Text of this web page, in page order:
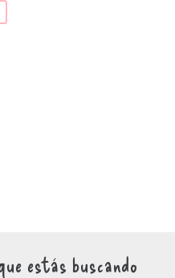
estás buscando